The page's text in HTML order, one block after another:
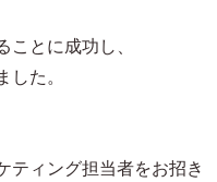
ことに成功し、
した。
ティング担当者をお招き